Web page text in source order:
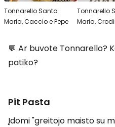
Tonnarello Santa
Maria, Caccio e Pepe
Tonnarello
Maria,
💬 Ar buvote Tonnarello?
patiko?
Pit Pasta
Įdomi "greitojo maisto su